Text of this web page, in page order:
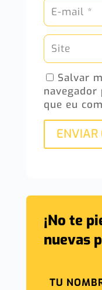
Salvar
navegador
que eu
ENVIAR
¡No te
nuevas
TU